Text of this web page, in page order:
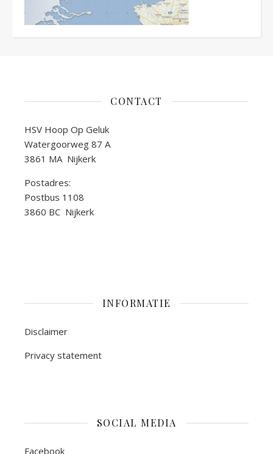
CONTACT
HSV Hoop Op Geluk
Watergoorweg 87 A
3861 MA Nijkerk
Postadres:
Postbus 1108
3860 BC Nijkerk
INFORMATIE
Disclaimer
Privacy statement
SOCIAL MEDIA
Facebook